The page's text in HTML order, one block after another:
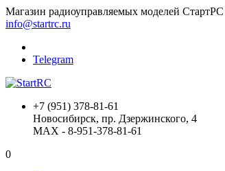
Магазин радиоуправляемых моделей СтартРС
info@startrc.ru
Telegram
+7 (951) 378-81-61
Новосибирск, пр. Дзержинского, 4
MAX - 8-951-378-81-61
0